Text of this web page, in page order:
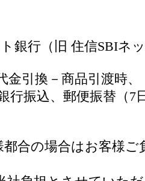
銀行（旧 住信SBIネ
引換－商品引渡時、
便振替（7日
都合の場合はお客様ご